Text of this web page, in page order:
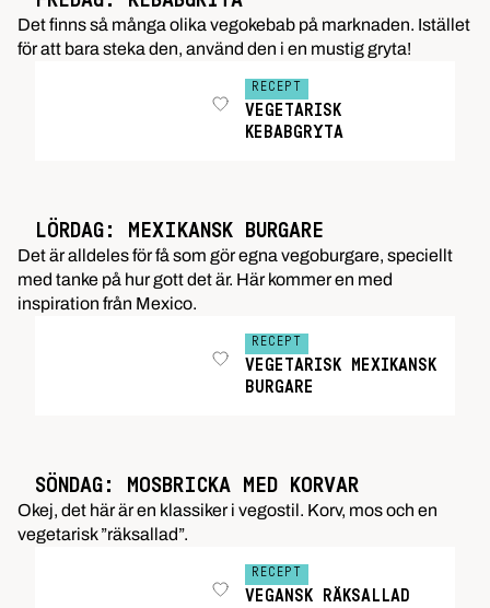
Det finns så många olika vegokebab på marknaden. Istället
för att bara steka den, använd den i en mustig gryta!
RECEPT
VEGETARISK
KEBABGRYTA
LÖRDAG: MEXIKANSK BURGARE
Det är alldeles för få som gör egna vegoburgare, speciellt
med tanke på hur gott det är. Här kommer en med
inspiration från Mexico.
RECEPT
VEGETARISK MEXIKANSK
BURGARE
SÖNDAG: MOSBRICKA MED KORVAR
Okej, det här är en klassiker i vegostil. Korv, mos och en
vegetarisk ”räksallad”.
RECEPT
VEGANSK RÄKSALLAD